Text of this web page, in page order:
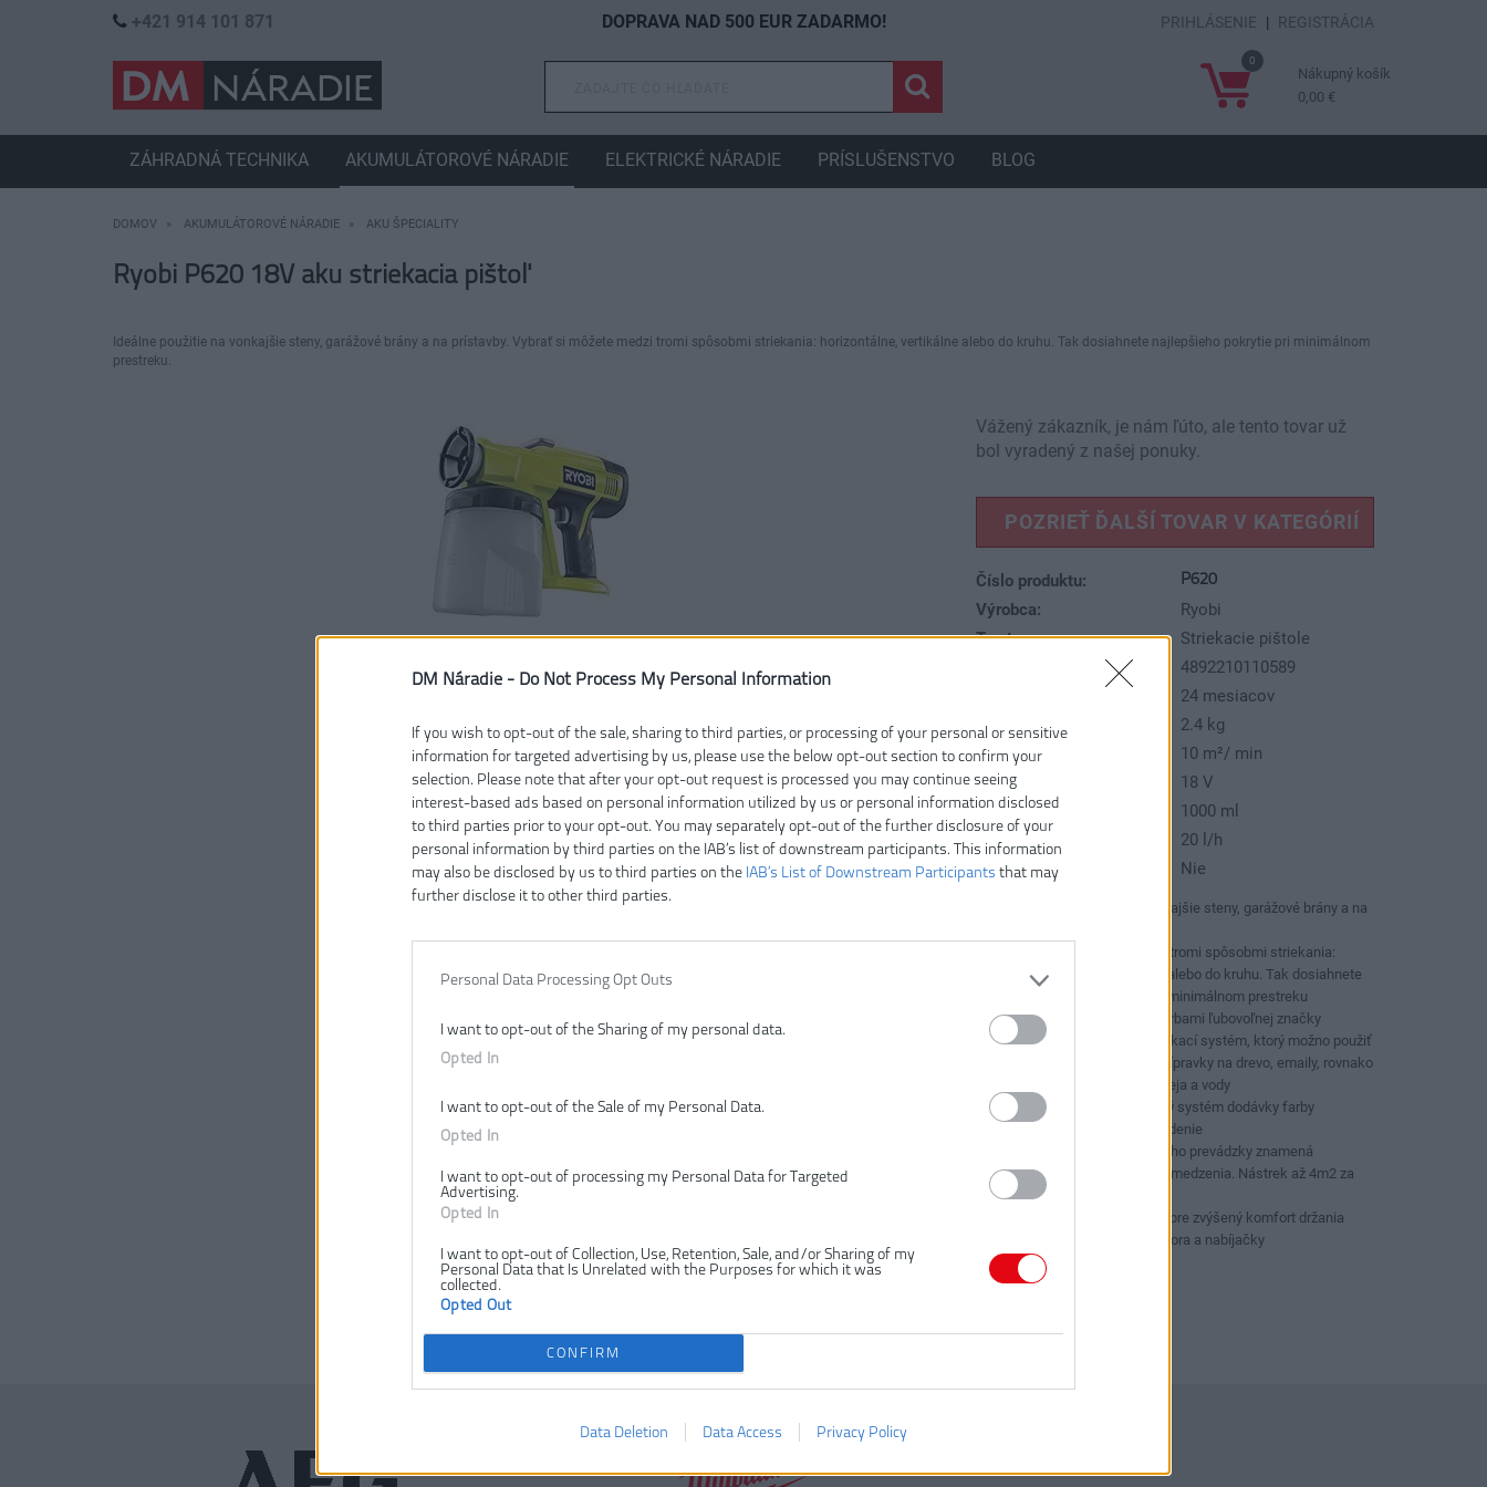
DM Náradie - Do Not Process My Personal Information
If you wish to opt-out of the sale, sharing to third parties, or processing of your personal or sensitive
information for targeted advertising by us, please use the below opt-out section to confirm your
selection. Please note that after your opt-out request is processed you may continue seeing
interest-based ads based on personal information utilized by us or personal information disclosed
to third parties prior to your opt-out. You may separately opt-out of the further disclosure of your
personal information by third parties on the IAB’s list of downstream participants. This information
may also be disclosed by us to third parties on the IAB’s List of Downstream Participants that may
further disclose it to other third parties.
Personal Data Processing Opt Outs
I want to opt-out of the Sharing of my personal data.
Opted In
I want to opt-out of the Sale of my Personal Data.
Opted In
I want to opt-out of processing my Personal Data for Targeted
Advertising.
Opted In
I want to opt-out of Collection, Use, Retention, Sale, and/or Sharing of my
Personal Data that Is Unrelated with the Purposes for which it was
collected.
Opted Out
CONFIRM
Data Deletion Data Access Privacy Policy
DOMOV AKUMULÁTOROVÉ NÁRADIE AKU ŠPECIALITY
Ryobi P620 18V aku striekacia pištoľ
Ideálne použitie na vonkajšie steny, garážové brány a na prístavby. Vybrať si môžete medzi tromi spôsobmi striekania: horizontálne, vertikálne alebo do kruhu. Tak dosiahnete najlepšieho pokrytie pri minimálnom
prestreku.
Vážený zákazník, je nám ľúto, ale tento tovar už
bol vyradený z našej ponuky.
POZRIEŤ ĎALŠÍ TOVAR V KATEGÓRIÍ
Číslo produktu:
P620
Výrobca:
Ryobi
Typ tovaru:
Striekacie pištole
4892210110589
24 mesiacov
Hmotnosť vrátane aku:
2.4 kg
Krycia farba- striekačka:
10 m²/ min
Napätie:
18 V
Objem nádobky:
1000 ml
Prietok:
20 l/h
Vrátane aku a nabíjačky:
Nie
Ideálne použitie na vonkajšie steny, garážové brány a na
Vybrať si môžete medzi tromi spôsobmi striekania:
horizontálne, vertikálne alebo do kruhu. Tak dosiahnete
najlepšieho pokrytie pri minimálnom prestreku
Vhodný pre použitie s farbami ľubovoľnej značky
Vysoko univerzálny striekací systém, ktorý možno použiť
pre laky, konzervačné prípravky na drevo, emaily, rovnako
ako pre farby na báze oleja a vody
Inovatívny a patentovaný systém dodávky farby
minimalizuje potrebu riedenie
Pohodlie akumulátorového prevádzky znamená
lakovnícke práce bez obmedzenia. Nástrek až 4m2 za
minútu
GripZone ™ technológia pre zvýšený komfort držania
Dodávané bez akumulátora a nabíjačky
+421 914 101 871 DOPRAVA NAD 500 EUR ZADARMO! PRIHLÁSENIE | REGISTRÁCIA
0
Nákupný košík
0,00 €
ZÁHRADNÁ TECHNIKA AKUMULÁTOROVÉ NÁRADIE ELEKTRICKÉ NÁRADIE PRÍSLUŠENSTVO BLOG